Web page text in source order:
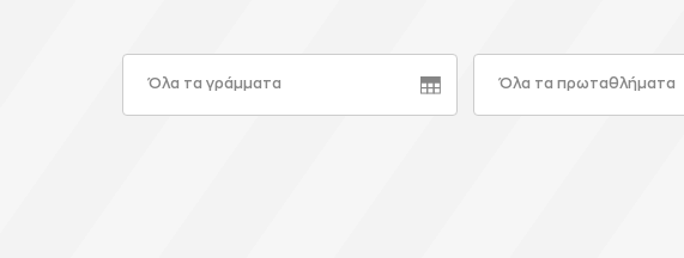
Όλα τα γράμματα Όλα τα πρωταθλήματα